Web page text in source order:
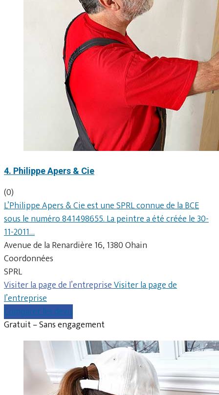
4. Philippe Apers & Cie
(0)
L’Philippe Apers & Cie est une SPRL connue de la BCE
sous le numéro 841498655. La peintre a été créée le 30-
11-2011…
Avenue de la Renardière 16, 1380 Ohain
Coordonnées
SPRL
Visiter la page de l’entrepriseVisiter la page de
l’entreprise
Comparer les devis
Gratuit – Sans engagement